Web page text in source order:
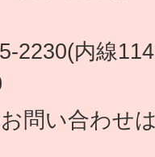
2230(内線
問い合わせ